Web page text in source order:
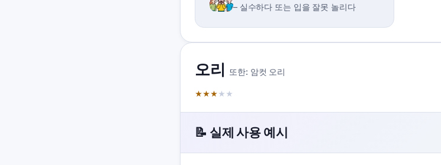
– 실수하다 또는 입을 잘못 놀리다
오리 또한: 암컷 오리
★★★ ★ ★
📝 실제 사용 예시